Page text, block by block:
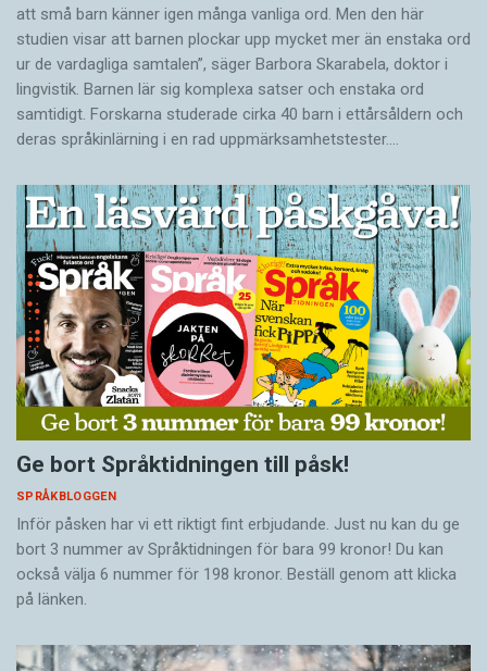
att små barn känner igen många vanliga ord. Men den här
studien visar att barnen plockar upp mycket mer än enstaka ord
ur de vardagliga samtalen”, säger Barbora Skarabela, doktor i
lingvistik. Barnen lär sig komplexa satser och enstaka ord
samtidigt. Forskarna studerade cirka 40 barn i ettårsåldern och
deras språkinlärning i en rad uppmärksamhetstester.…
Ge bort Språktidningen till påsk!
SPRÅKBLOGGEN
Inför påsken har vi ett riktigt fint erbjudande. Just nu kan du ge
bort 3 nummer av Språktidningen för bara 99 kronor! Du kan
också välja 6 nummer för 198 kronor. Beställ genom att klicka
på länken.